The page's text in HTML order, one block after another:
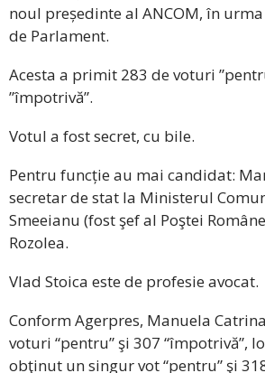
noul președinte al ANCOM, în
de Parlament.
Acesta a primit 283 de voturi
”împotrivă”.
Votul a fost secret, cu bile.
Pentru funcție au mai candidat:
secretar de stat la Ministerul
Smeeianu (fost şef al Poştei
Rozolea.
Vlad Stoica este de profesie avocat.
Conform Agerpres, Manuela
voturi “pentru” şi 307 “împotrivă”,
obţinut un singur vot “pentru” şi